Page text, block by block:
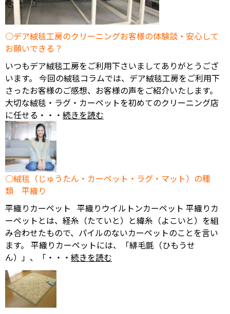
デア絨毯工房のクリーニングお客様の体験談・安心して
お願いできる？
いつもデア絨毯工房をご利用下さいましてありがとうござ
います。 今回の絨毯コラムでは、デア絨毯工房をご利用下
さったお客様のご感想、お客様の声をご紹介いたします。
大切な絨毯・ラグ・カーペットを初めてのクリーニング店
に任せる・・・ 続きを読む
絨毯（じゅうたん・カーペット・ラグ・マット）の種
類 平織り
平織りカーペット 平織りウイルトンカーペット 平織りカ
ーペットとは、経糸（たていと）と緯糸（よこいと）を組
み合わせたもので、パイルのないカーペットのことを言い
ます。 平織りカーペットには、「緋毛氈（ひもうせ
ん）」、「・・・ 続きを読む